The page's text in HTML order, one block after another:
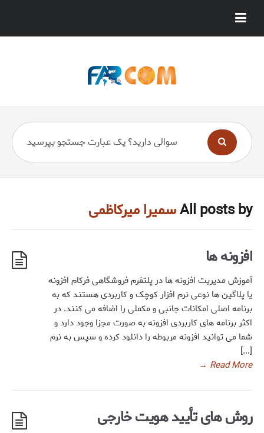
All posts byسمیرا میرکاظمی
افزونه ها
آموزش مدیریت افزونه ها در پلتفرم فروشگاهی فرکام افزونه
یا پلاگین ها نوعی نرم افزار کوچک و کاربردی هستند که به
برنامه اصلی امکانات جانبی و مکملی را اضافه می کنند. در
اکثر برنامه های کاربردی افزونه به صورت مجزا وجود دارد و
شما می توانید افزونه مربوطه را دانلود کرده و سپس به نرم
[...]
Read More
→
روش های تأیید هویت خارجی